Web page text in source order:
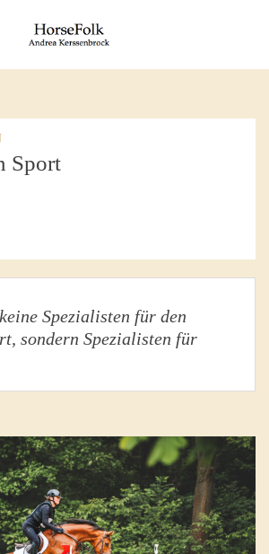
Sport
Spezialisten für den
sondern Spezialisten für